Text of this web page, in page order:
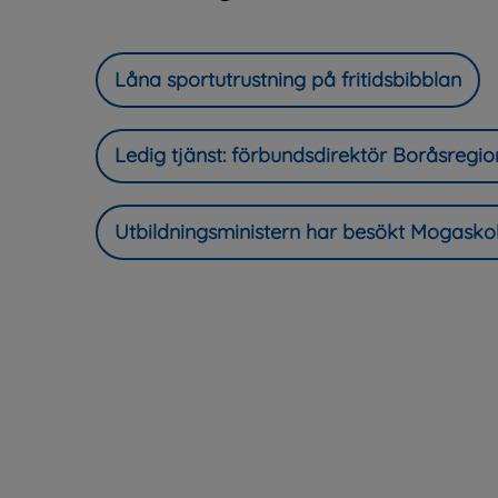
Låna sportutrustning på fritidsbibblan
Ledig tjänst: förbundsdirektör
Utbildningsministern har besökt